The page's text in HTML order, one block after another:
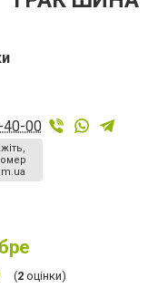
40-00
(2 оцінки)